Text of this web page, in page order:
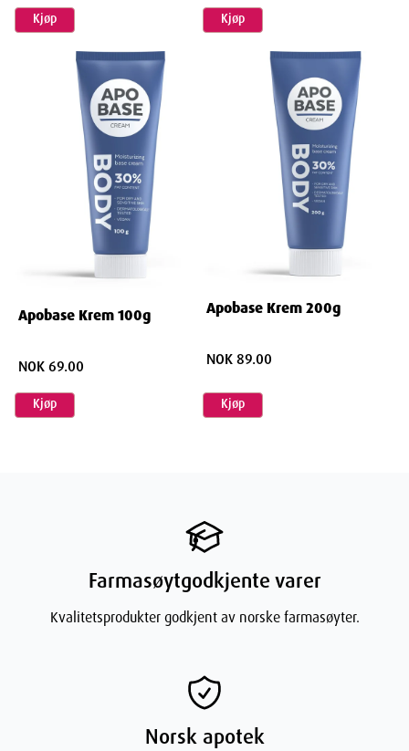
132
Kjøp Kjøp
Apobase Krem 100g
NOK 69.00
Kjøp
Apobase Krem 200g
NOK 89.00
Kjøp
Farmasøytgodkjente varer
Kvalitetsprodukter godkjent av norske farmasøyter.
Norsk apotek